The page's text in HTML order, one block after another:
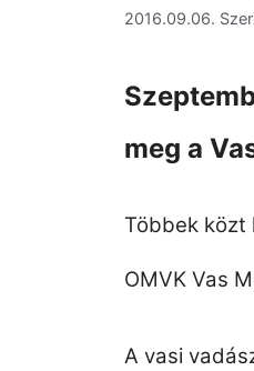
2016.09.06.
meg a
Többek közt
OMVK Vas
A vasi